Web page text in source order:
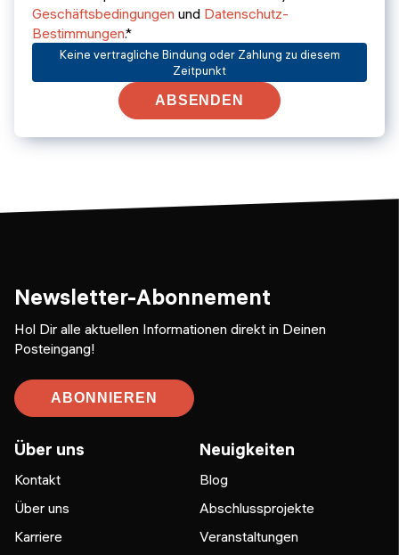
Geschäftsbedingungen und Datenschutz-
Bestimmungen.*
Keine vertragliche Bindung oder Zahlung zu diesem
Zeitpunkt
ABSENDEN
Newsletter-Abonnement
Hol Dir alle aktuellen Informationen direkt in Deinen
Posteingang!
ABONNIEREN
Über uns
Kontakt
Über uns
Karriere
Neuigkeiten
Blog
Abschlussprojekte
Veranstaltungen